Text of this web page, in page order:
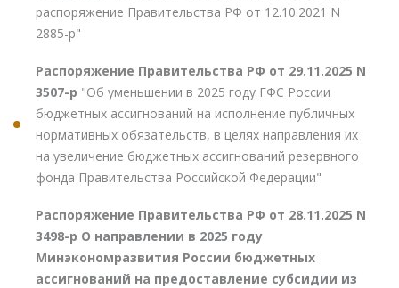
распоряжение Правительства РФ от 12.10.2021 N
2885-р"
Распоряжение Правительства РФ от 29.11.2025 N
3507-р "Об уменьшении в 2025 году ГФС России
бюджетных ассигнований на исполнение публичных
нормативных обязательств, в целях направления их
на увеличение бюджетных ассигнований резервного
фонда Правительства Российской Федерации"
Распоряжение Правительства РФ от 28.11.2025 N
3498-р О направлении в 2025 году
Минэкономразвития России бюджетных
ассигнований на предоставление субсидии из